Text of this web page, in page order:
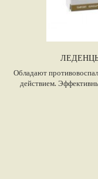
Обладают
действием.
путей, афтозном,